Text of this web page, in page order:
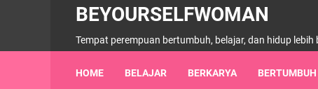
BEYOURSELFWOMAN
Tempat perempuan bertumbuh, belajar, dan hidup lebih
HOME BELAJAR BERKARYA BERTUMBUH